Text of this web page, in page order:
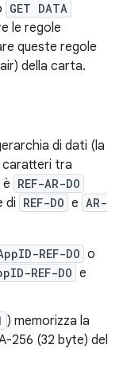
GET DATA
le regole
queste regole
della carta.
di dati (la
caratteri tra
REF-AR-DO
di REF-DO e AR-
REF-DO o
REF-DO e
) memorizza la
256 (32 byte) del